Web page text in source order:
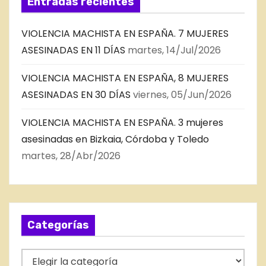
VIOLENCIA MACHISTA EN ESPAÑA. 7 MUJERES
ASESINADAS EN 11 DÍAS martes, 14/Jul/2026
VIOLENCIA MACHISTA EN ESPAÑA, 8 MUJERES
ASESINADAS EN 30 DÍAS viernes, 05/Jun/2026
VIOLENCIA MACHISTA EN ESPAÑA. 3 mujeres
asesinadas en Bizkaia, Córdoba y Toledo
martes, 28/Abr/2026
Categorías